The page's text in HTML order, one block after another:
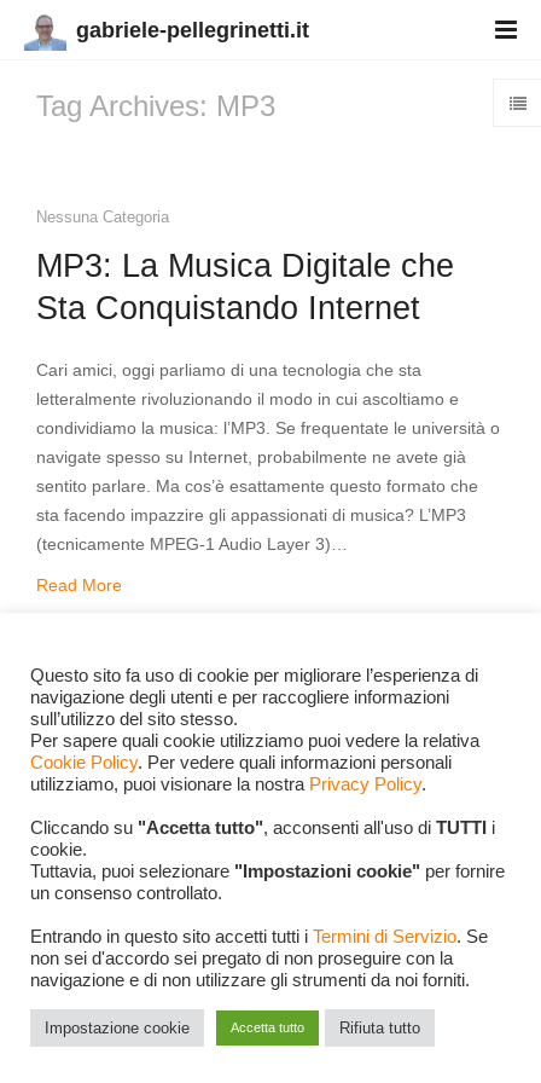
gabriele-pellegrinetti.it
Tag Archives: MP3
Nessuna Categoria
MP3: La Musica Digitale che
Sta Conquistando Internet
Cari amici, oggi parliamo di una tecnologia che sta
letteralmente rivoluzionando il modo in cui ascoltiamo e
condividiamo la musica: l’MP3. Se frequentate le università o
navigate spesso su Internet, probabilmente ne avete già
sentito parlare. Ma cos’è esattamente questo formato che
sta facendo impazzire gli appassionati di musica? L’MP3
(tecnicamente MPEG-1 Audio Layer 3)…
Read More
Novembre 6, 1999
Gabriele Ugo Domenico
Pellegrinetti
AUDIO MP3
Questo sito fa uso di cookie per migliorare l’esperienza di
navigazione degli utenti e per raccogliere informazioni
sull’utilizzo del sito stesso.
Per sapere quali cookie utilizziamo puoi vedere la relativa
Cookie Policy. Per vedere quali informazioni personali
utilizziamo, puoi visionare la nostra Privacy Policy.
Cliccando su "Accetta tutto", acconsenti all'uso di TUTTI i
cookie.
Tuttavia, puoi selezionare "Impostazioni cookie" per fornire
un consenso controllato.
Entrando in questo sito accetti tutti i Termini di Servizio. Se
non sei d'accordo sei pregato di non proseguire con la
navigazione e di non utilizzare gli strumenti da noi forniti.
Impostazione cookie Accetta tutto Rifiuta tutto